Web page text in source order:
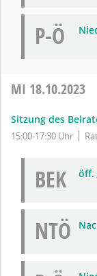
P-Ö
MI 18.10.2023
Sitzung des
15:00-17:30 Uhr
BEK öff.
NTÖ